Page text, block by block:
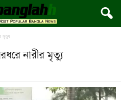
মৃত্যু
নারীর মৃত্যু